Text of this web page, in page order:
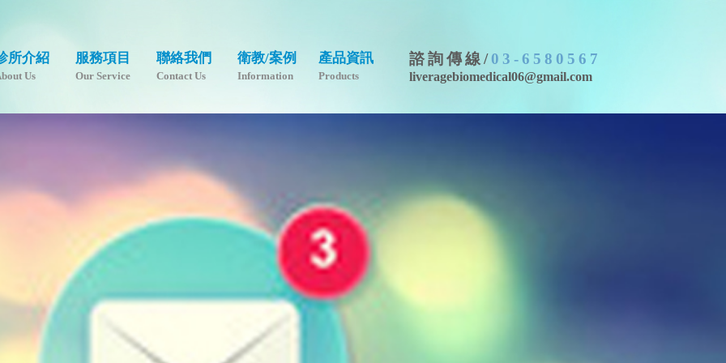
所介紹
Us
服務項目
Our Service
聯絡我們
Contact Us
衛教/案例
Information
產品資訊
Products
諮詢傳線/03-6580567
liveragebiomedical06@gmail.com